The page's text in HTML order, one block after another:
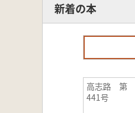
新着の本
高志路 第
441号